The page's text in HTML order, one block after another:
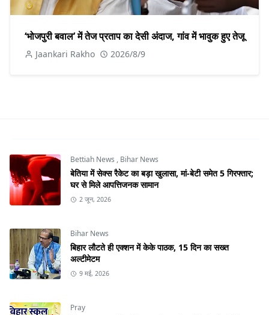
‘भोजपुरी बवाल’ में तेज प्रताप का देसी अंदाज, गांव में भावुक हुए तेजू
Jaankari Rakho 2026/8/9
Bettiah News , Bihar News
बेतिया में सेक्स रैकेट का बड़ा खुलासा, मां-बेटी समेत 5 गिरफ्तार;
घर से मिले आपत्तिजनक सामान
2 जून, 2026
Bihar News
बिहार लौटते ही एक्शन में केके पाठक, 15 दिन का सख्त
अल्टीमेटम
9 मई, 2026
Pray